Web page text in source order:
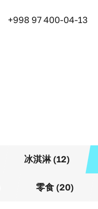
+998 97 400-04-13
冰淇淋 (12)
零食 (20)